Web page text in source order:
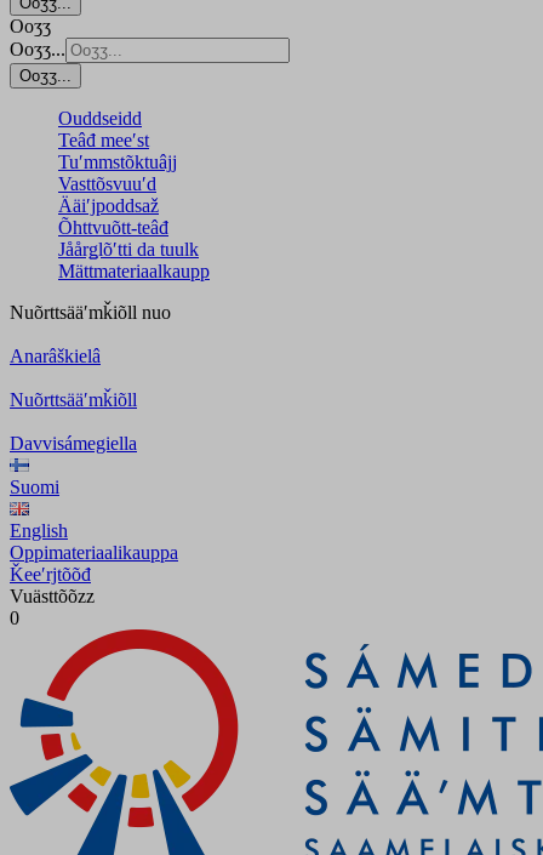
Ooʒʒ
Ooʒʒ...
Ooʒʒ...
Ouddseidd
Teâđ meeʹst
Tuʹmmstõktuâjj
Vasttõsvuuʹd
Ääiʹjpoddsaž
Õhttvuõtt-teâđ
Jåårǥlõʹtti da tuulk
Mättmateriaalkaupp
Nuõrttsääʹmǩiõll nuo
Anarâškielâ
Nuõrttsääʹmǩiõll
Davvisámegiella
Suomi
English
Oppimateriaalikauppa
Ǩeeʹrjtõõđ
Vuästtõõzz
0